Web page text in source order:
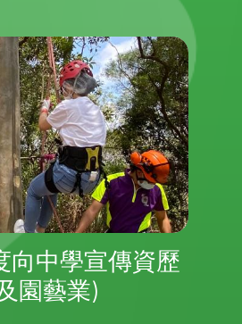
中學宣傳資歷
園藝業)